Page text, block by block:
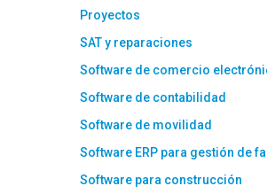
Proyectos
SAT y reparaciones
Software de comercio
Software de contabilidad
Software de movilidad
Software ERP para gestión de
Software para construcción